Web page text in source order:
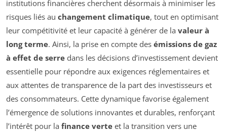
institutions financières cherchent désormais à minimiser les
risques liés au changement climatique, tout en optimisant
leur compétitivité et leur capacité à générer de la valeur à
long terme. Ainsi, la prise en compte des émissions de gaz
à effet de serre dans les décisions d’investissement devient
essentielle pour répondre aux exigences réglementaires et
aux attentes de transparence de la part des investisseurs et
des consommateurs. Cette dynamique favorise également
l’émergence de solutions innovantes et durables, renforçant
l’intérêt pour la finance verte et la transition vers une